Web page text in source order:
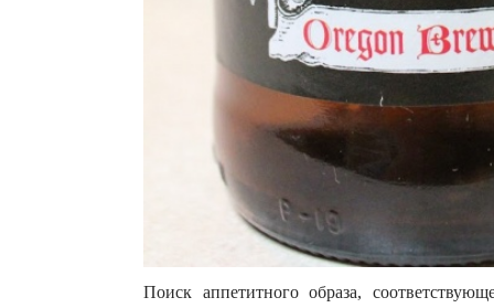
Поиск аппетитного образа,